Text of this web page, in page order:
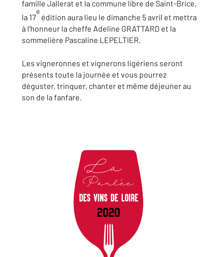
famille Jallerat et la commune libre de Saint-Brice,
la 17
e
édition aura lieu le dimanche 5 avril et mettra
à l’honneur la cheffe Adeline GRATTARD et la
sommelière Pascaline LEPELTIER.
Les vigneronnes et vignerons ligériens seront
présents toute la journée et vous pourrez
déguster, trinquer, chanter et même déjeuner au
son de la fanfare.